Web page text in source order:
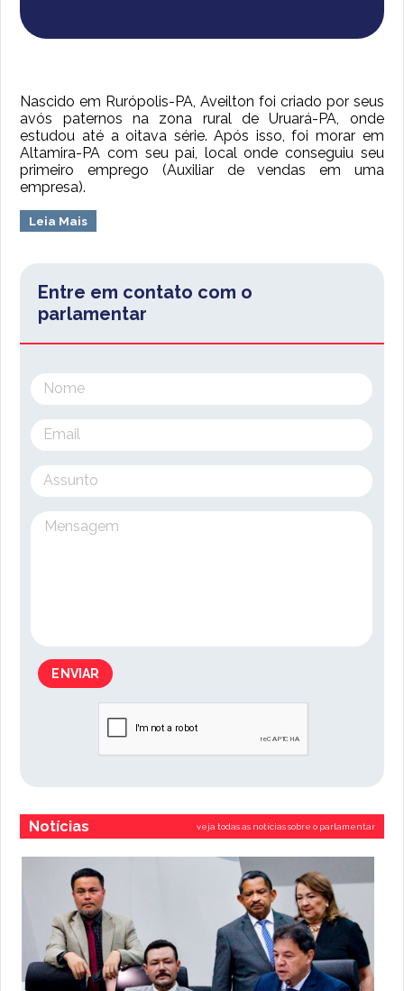
Nascido em Rurópolis-PA, Aveilton foi criado por seus
avós paternos na zona rural de Uruará-PA, onde
estudou até a oitava série. Após isso, foi morar em
Altamira-PA com seu pai, local onde conseguiu seu
primeiro emprego (Auxiliar de vendas em uma
empresa).
Leia Mais
Entre em contato com o
parlamentar
ENVIAR
Notícias veja todas as notícias sobre o parlamentar